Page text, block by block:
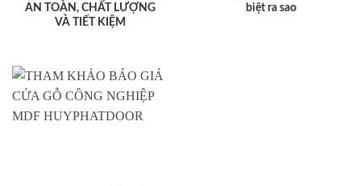
AN TOÀN, CHẤT LƯỢNG
VÀ TIẾT KIỆM
biệt ra sao